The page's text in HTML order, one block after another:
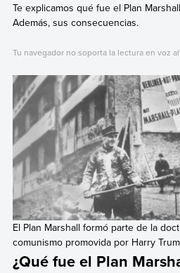
Te explicamos qué fue el Plan
Además, sus consecuencias.
Tu navegador no soporta la lectura en voz
El Plan Marshall formó parte de la
comunismo promovida por Harry
¿Qué fue el Plan